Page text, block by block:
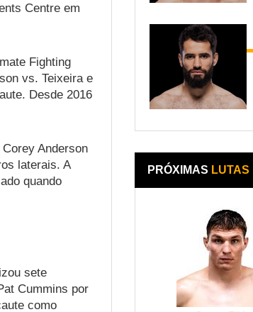
Centre em
Fighting
vs. Teixeira e
Desde 2016
Anderson
laterais. A
quando
sete
Cummins por
como
PRÓXIMAS LUTAS